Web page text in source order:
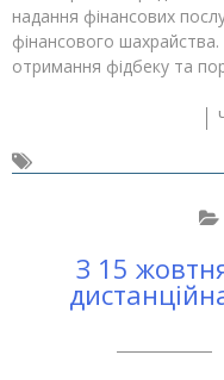
надання фінансових
фінансового
отримання фідбеку та
З 15